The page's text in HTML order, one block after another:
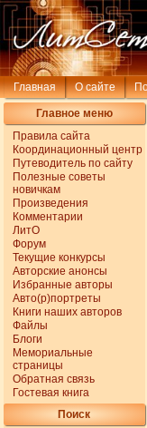
Главная О сайте
Главное меню
Правила сайта
Координационный центр
Путеводитель по сайту
Полезные советы
новичкам
Произведения
Комментарии
ЛитО
Форум
Текущие конкурсы
Авторские анонсы
Избранные авторы
Авто(р)портреты
Книги наших авторов
Файлы
Блоги
Мемориальные
страницы
Обратная связь
Гостевая книга
Поиск